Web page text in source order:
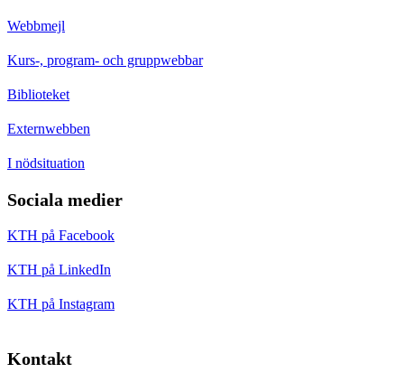
Webbmejl
Kurs-, program- och gruppwebbar
Biblioteket
Externwebben
I nödsituation
Sociala medier
KTH på Facebook
KTH på LinkedIn
KTH på Instagram
Kontakt